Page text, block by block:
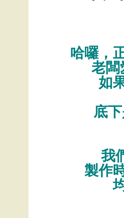
哈囉，
老闆
如
底
我
製作